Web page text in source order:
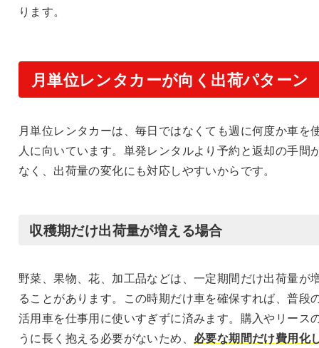
ります。
月単位レンタカーが向く出荷パターン
月単位レンタカーは、毎日ではなくても週に何度か車を
人に向いています。単発レンタルより予約と返却の手間
なく、出荷量の変化にも対応しやすいからです。
収穫期だけ出荷量が増える場合
野菜、果物、花、加工品などは、一定期間だけ出荷量が
ることがあります。この時期だけ車を確保すれば、普段
活用車を仕事用に使いすぎずに済みます。購入やリース
うに長く抱える必要がないため、 必要な期間だけ費用化